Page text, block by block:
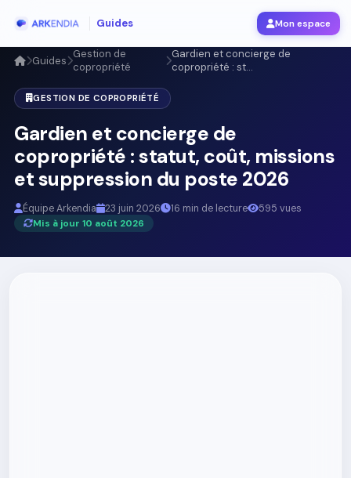
Guides Mon espace
Guides Gestion de
copropriété
Gardien et concierge de
copropriété : st...
GESTION DE COPROPRIÉTÉ
Gardien et concierge de
copropriété : statut, coût, missions
et suppression du poste 2026
Équipe Arkendia 23 juin 2026 16 min de lecture
595 vues
Mis à jour 10 août 2026